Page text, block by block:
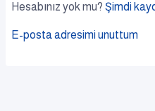
Hesabınız yok mu? Şimdi
E-posta adresimi unuttum